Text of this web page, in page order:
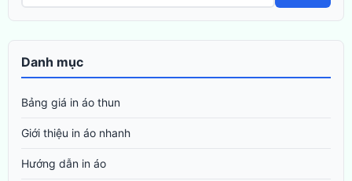
Danh mục
Bảng giá in áo thun
Giới thiệu in áo nhanh
Hướng dẫn in áo